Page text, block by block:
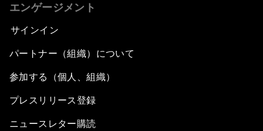
エンゲージメント
サインイン
パートナー（組織）について
参加する（個人、組織）
プレスリリース登録
ニュースレター購読